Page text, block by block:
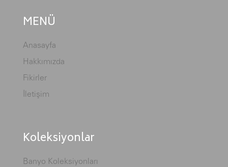
MENÜ
Anasayfa
Hakkımızda
Fikirler
İletişim
Koleksiyonlar
Banyo Koleksiyonları